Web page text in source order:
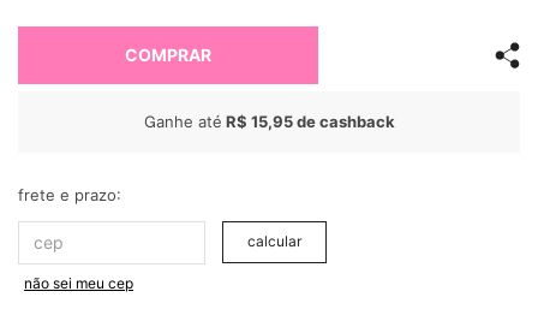
COMPRAR
Ganhe até R$ 15,95de cashback
frete e prazo:
calcular
não sei meu cep